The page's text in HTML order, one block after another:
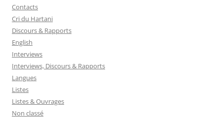
Contacts
Cri du Hartani
Discours & Rapports
English
Interviews
Interviews, Discours & Rapports
Langues
Listes
Listes & Ouvrages
Non classé